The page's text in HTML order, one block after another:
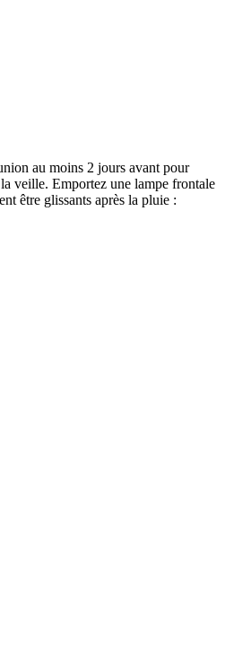
au moins 2 jours avant pour
veille. Emportez une lampe frontale
être glissants après la pluie :